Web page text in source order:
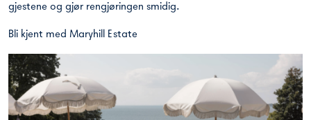
gjestene og gjør rengjøringen smidig.
Bli kjent med Maryhill Estate